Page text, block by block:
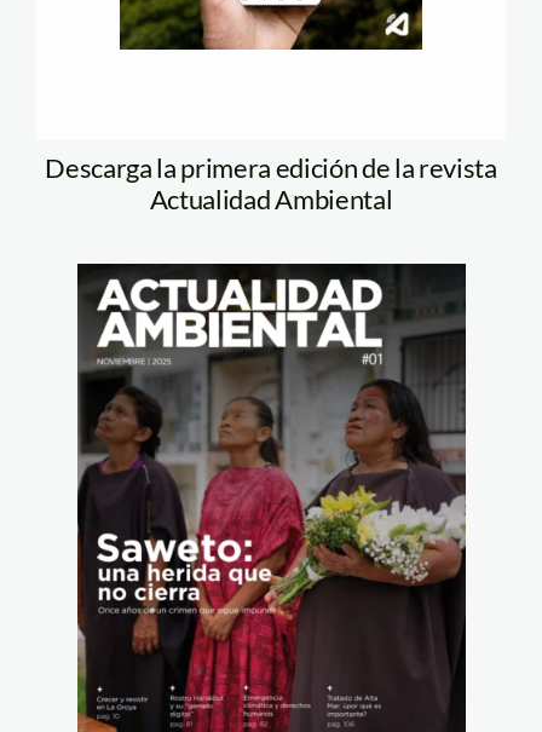
Descarga la primera edición de la revista
Actualidad Ambiental